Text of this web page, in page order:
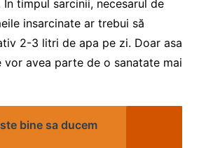
timpul sarcinii, necesarul de
insarcinate ar trebui să
2-3 litri de apa pe zi. Doar asa
vor avea parte de o sanatate mai
bine sa ducem